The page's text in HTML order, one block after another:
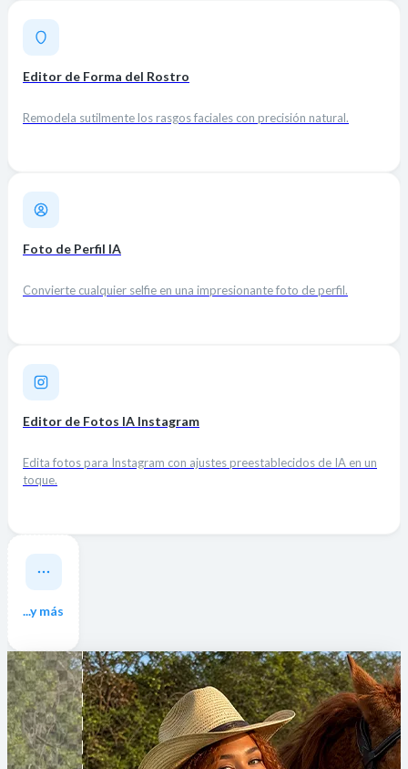
Editor de Forma del Rostro
Remodela sutilmente los rasgos faciales con precisión natural.
Foto de Perfil IA
Convierte cualquier selfie en una impresionante foto de perfil.
Editor de Fotos IA Instagram
Edita fotos para Instagram con ajustes preestablecidos de IA en un
toque.
...y más